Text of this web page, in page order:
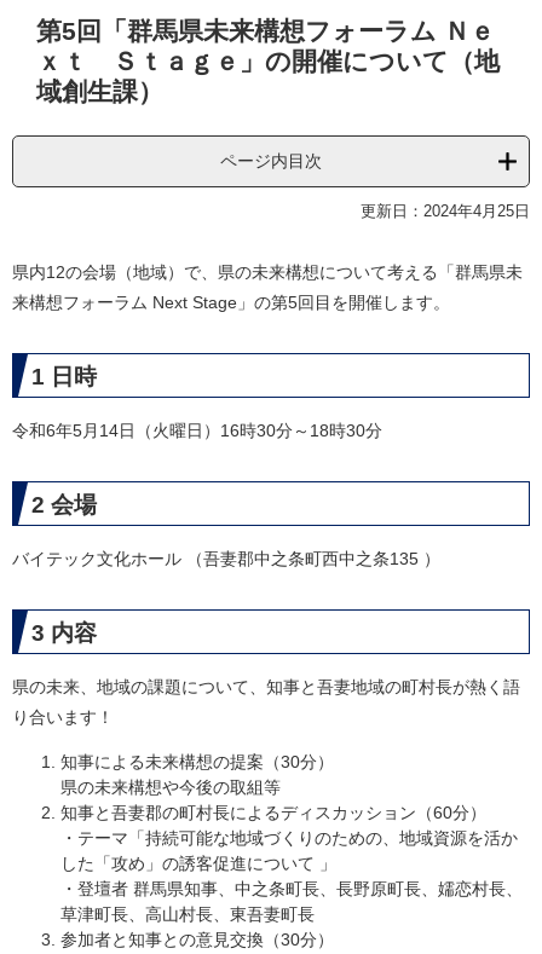
第5回「群馬県未来構想フォーラム Ｎｅ
ｘｔ Ｓｔａｇｅ」の開催について（地
域創生課）
ページ内目次
更新日：2024年4月25日
県内12の会場（地域）で、県の未来構想について考える「群馬県未
来構想フォーラム Next Stage」の第5回目を開催します。
1 日時
令和6年5月14日（火曜日）16時30分～18時30分​
2 会場
バイテック文化ホール （吾妻郡中之条町西中之条135 ）
3 内容
県の未来、地域の課題について、知事と吾妻地域の町村長が熱く語
り合います！
知事による未来構想の提案（30分）
県の未来構想や今後の取組等
知事と吾妻郡の町村長によるディスカッション（60分）
・テーマ「持続可能な地域づくりのための、地域資源を活か
した「攻め」の誘客促進について 」
・登壇者 群馬県知事、中之条町長、長野原町長、嬬恋村長、
草津町長、高山村長、東吾妻町長
参加者と知事との意見交換（30分）